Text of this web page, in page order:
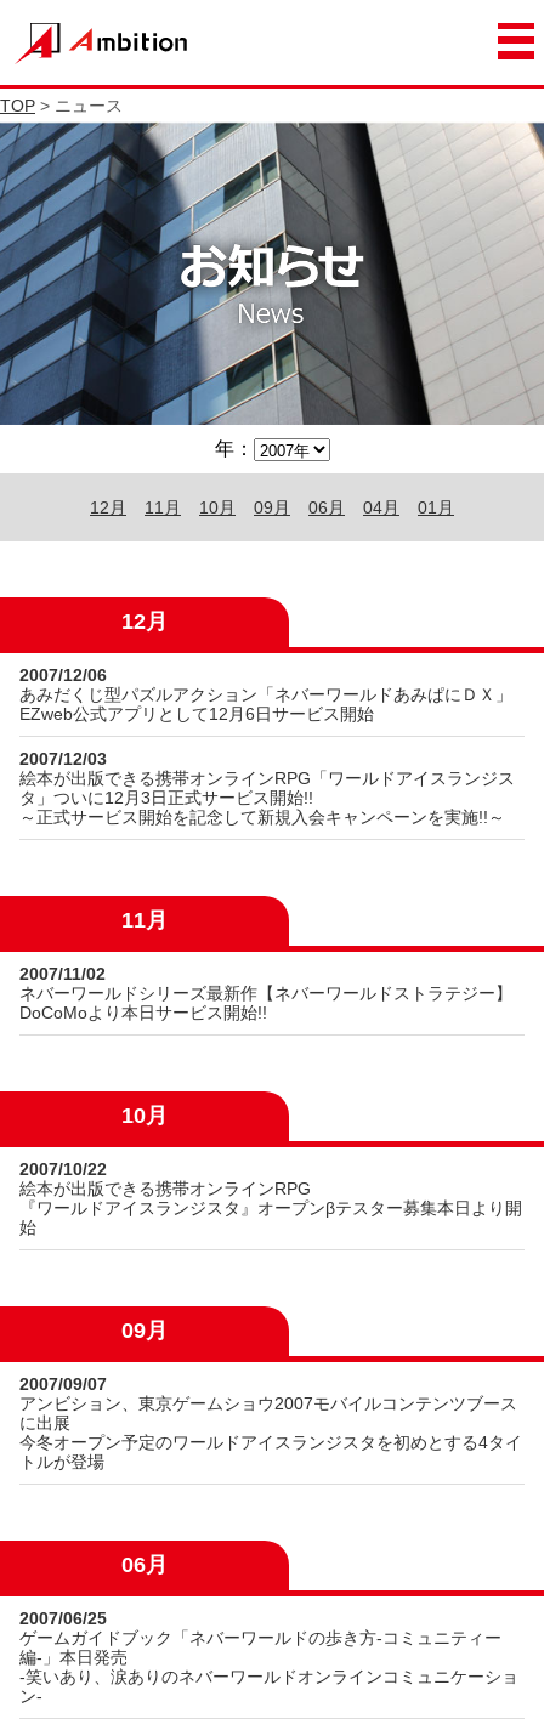
TOP > ニュース
年：
12月 11月 10月 09月 06月 04月 01月
12月
2007/12/06
あみだくじ型パズルアクション「ネバーワールドあみぱにＤＸ」
EZweb公式アプリとして12月6日サービス開始
2007/12/03
絵本が出版できる携帯オンラインRPG「ワールドアイスランジス
タ」ついに12月3日正式サービス開始!!
～正式サービス開始を記念して新規入会キャンペーンを実施!!～
11月
2007/11/02
ネバーワールドシリーズ最新作【ネバーワールドストラテジー】
DoCoMoより本日サービス開始!!
10月
2007/10/22
絵本が出版できる携帯オンラインRPG
『ワールドアイスランジスタ』オープンβテスター募集本日より開
始
09月
2007/09/07
アンビション、東京ゲームショウ2007モバイルコンテンツブース
に出展
今冬オープン予定のワールドアイスランジスタを初めとする4タイ
トルが登場
06月
2007/06/25
ゲームガイドブック「ネバーワールドの歩き方-コミュニティー
編-」本日発売
-笑いあり、涙ありのネバーワールドオンラインコミュニケーショ
ン-